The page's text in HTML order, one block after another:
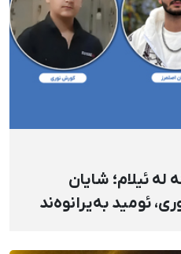
لە ئیلام؛ شایان
ئومید بەیرانوەند